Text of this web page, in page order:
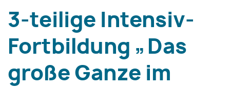
3-teilige Intensiv-
Fortbildung „Das
große Ganze im